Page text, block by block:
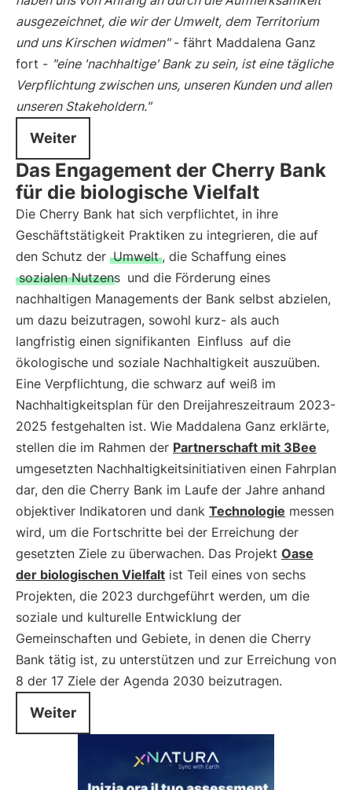
ausgezeichnet, die wir der Umwelt, dem Territorium
und uns Kirschen widmen"- fährt Maddalena Ganz
fort - "eine 'nachhaltige' Bank zu sein, ist eine tägliche
Verpflichtung zwischen uns, unseren Kunden und allen
unseren Stakeholdern."
Weiter
Das Engagement der Cherry Bank
für die biologische Vielfalt
Die Cherry Bank hat sich verpflichtet, in ihre
Geschäftstätigkeit Praktiken zu integrieren, die auf
den Schutz der Umwelt , die Schaffung eines
sozialen Nutzens und die Förderung eines
nachhaltigen Managements der Bank selbst abzielen,
um dazu beizutragen, sowohl kurz- als auch
langfristig einen signifikanten Einfluss auf die
ökologische und soziale Nachhaltigkeit auszuüben.
Eine Verpflichtung, die schwarz auf weiß im
Nachhaltigkeitsplan für den Dreijahreszeitraum 2023-
2025 festgehalten ist. Wie Maddalena Ganz erklärte,
stellen die im Rahmen der Partnerschaft mit 3Bee
umgesetzten Nachhaltigkeitsinitiativen einen Fahrplan
dar, den die Cherry Bank im Laufe der Jahre anhand
objektiver Indikatoren und dank Technologie messen
wird, um die Fortschritte bei der Erreichung der
gesetzten Ziele zu überwachen. Das Projekt Oase
der biologischen Vielfalt ist Teil eines von sechs
Projekten, die 2023 durchgeführt werden, um die
soziale und kulturelle Entwicklung der
Gemeinschaften und Gebiete, in denen die Cherry
Bank tätig ist, zu unterstützen und zur Erreichung von
8 der 17 Ziele der Agenda 2030 beizutragen.
Weiter